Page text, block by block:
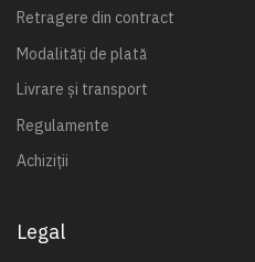
Retragere din contract
Modalități de plată
Livrare și transport
Regulamente
Achiziții
Legal